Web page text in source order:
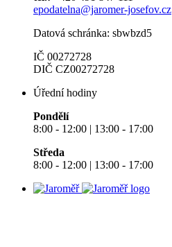
epodatelna@jaromer-josefov.cz
Datová schránka: sbwbzd5
IČ 00272728
DIČ CZ00272728
Úřední hodiny
Pondělí
8:00 - 12:00 | 13:00 - 17:00
Středa
8:00 - 12:00 | 13:00 - 17:00